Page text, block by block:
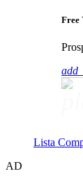
Free
Lista
AD